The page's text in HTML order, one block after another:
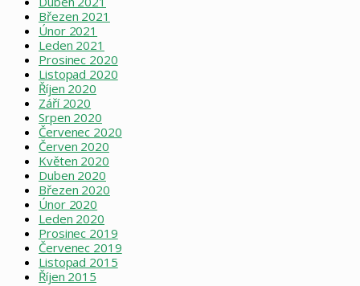
Březen 2021
Únor 2021
Leden 2021
Prosinec 2020
Listopad 2020
Říjen 2020
Září 2020
Srpen 2020
Červenec 2020
Červen 2020
Květen 2020
Duben 2020
Březen 2020
Únor 2020
Leden 2020
Prosinec 2019
Červenec 2019
Listopad 2015
Říjen 2015